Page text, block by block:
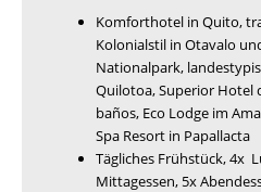
Komforthotel in Quito,
Kolonialstil in Otavalo
Nationalpark,
Quilotoa, Superior Hotel
baños, Eco Lodge im
Spa Resort in Papallacta
Tägliches Frühstück, 4x
Mittagessen, 5x